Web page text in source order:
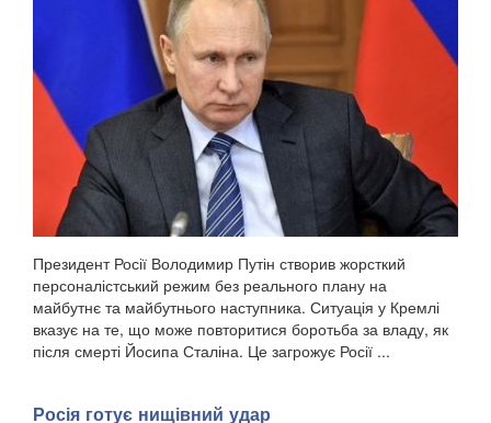
Президент Росії Володимир Путін створив жорсткий
персоналістський режим без реального плану на
майбутнє та майбутнього наступника. Ситуація у Кремлі
вказує на те, що може повторитися боротьба за владу, як
після смерті Йосипа Сталіна. Це загрожує Росії ...
Росія готує нищівний удар